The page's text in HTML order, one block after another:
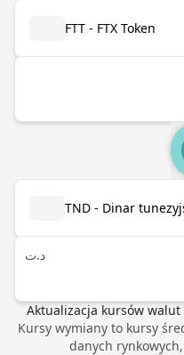
FTT - FTX Token
TND - Dinar
د.ت
Aktualizacja kursów walut
Kursy wymiany to kursy
danych